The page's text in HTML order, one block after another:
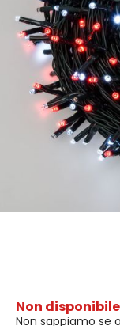
Non disponibile
Non sappiamo se